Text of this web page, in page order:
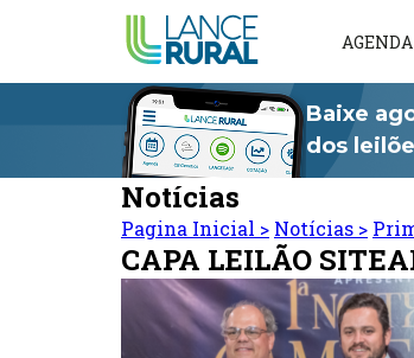
AGENDA
Baixe
dos
Notícias
Pagina Inicial > Notícias >
CAPA LEILÃO